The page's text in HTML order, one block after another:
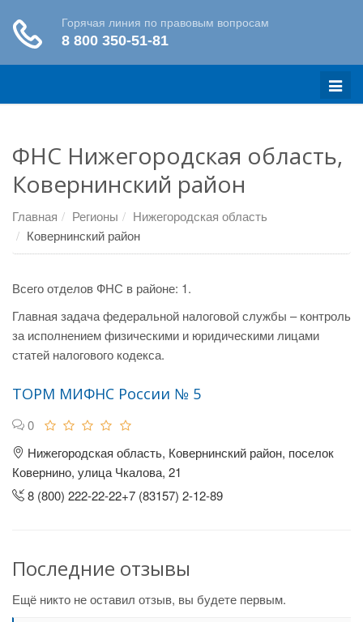
Меню
ФНС Нижегородская область,
Ковернинский район
Главная Регионы
Нижегородская область
Ковернинский район
Всего отделов ФНС в районе: 1.
Главная задача федеральной налоговой службы – контроль
за исполнением физическими и юридическими лицами
статей налогового кодекса.
ТОРМ МИФНС России № 5
0
Нижегородская область, Ковернинский район, поселок
Ковернино, улица Чкалова, 21
8 (800) 222-22-22+7 (83157) 2-12-89
Последние отзывы
Ещё никто не оставил отзыв, вы будете первым.